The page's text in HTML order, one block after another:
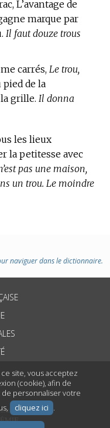
site, vous acceptez
(cookie), afin de
de personnaliser votre
cliquez ici .
L’avantage de
marque par
Il faut douze trous
carrés, Le trou,
de la
grille. Il donna
les lieux
la petitesse avec
pas une maison,
un trou. Le moindre
naviguer dans le dictionnaire.